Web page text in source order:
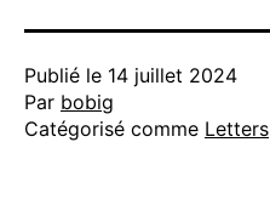
Publié le 14 juillet 2024
Par bobig
Catégorisé comme Letters